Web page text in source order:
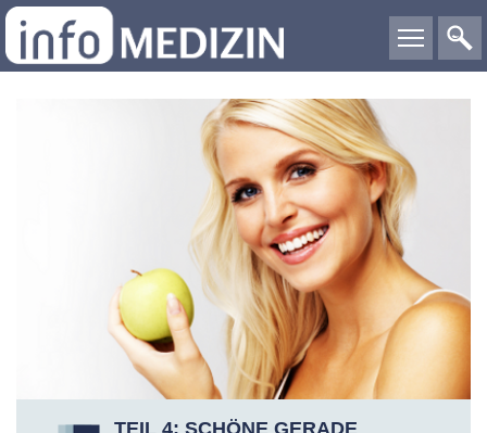
TEIL 4: SCHÖNE GERADE